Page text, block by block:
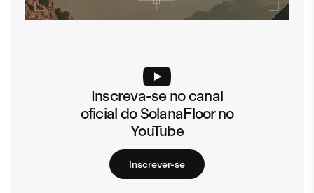
Inscreva-se no canal
oficial do SolanaFloor no
YouTube
Inscrever-se